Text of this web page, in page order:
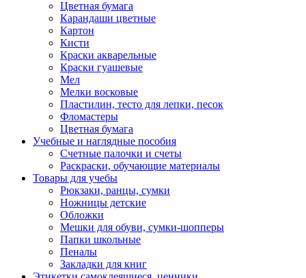
Цветная бумага
Карандаши цветные
Картон
Кисти
Краски акварельные
Краски гуашевые
Мел
Мелки восковые
Пластилин, тесто для лепки, песок
Фломастеры
Цветная бумага
Учебные и наглядные пособия
Счетные палочки и счеты
Раскраски, обучающие материалы
Товары для учебы
Рюкзаки, ранцы, сумки
Ножницы детские
Обложки
Мешки для обуви, сумки-шопперы
Папки школьные
Пеналы
Закладки для книг